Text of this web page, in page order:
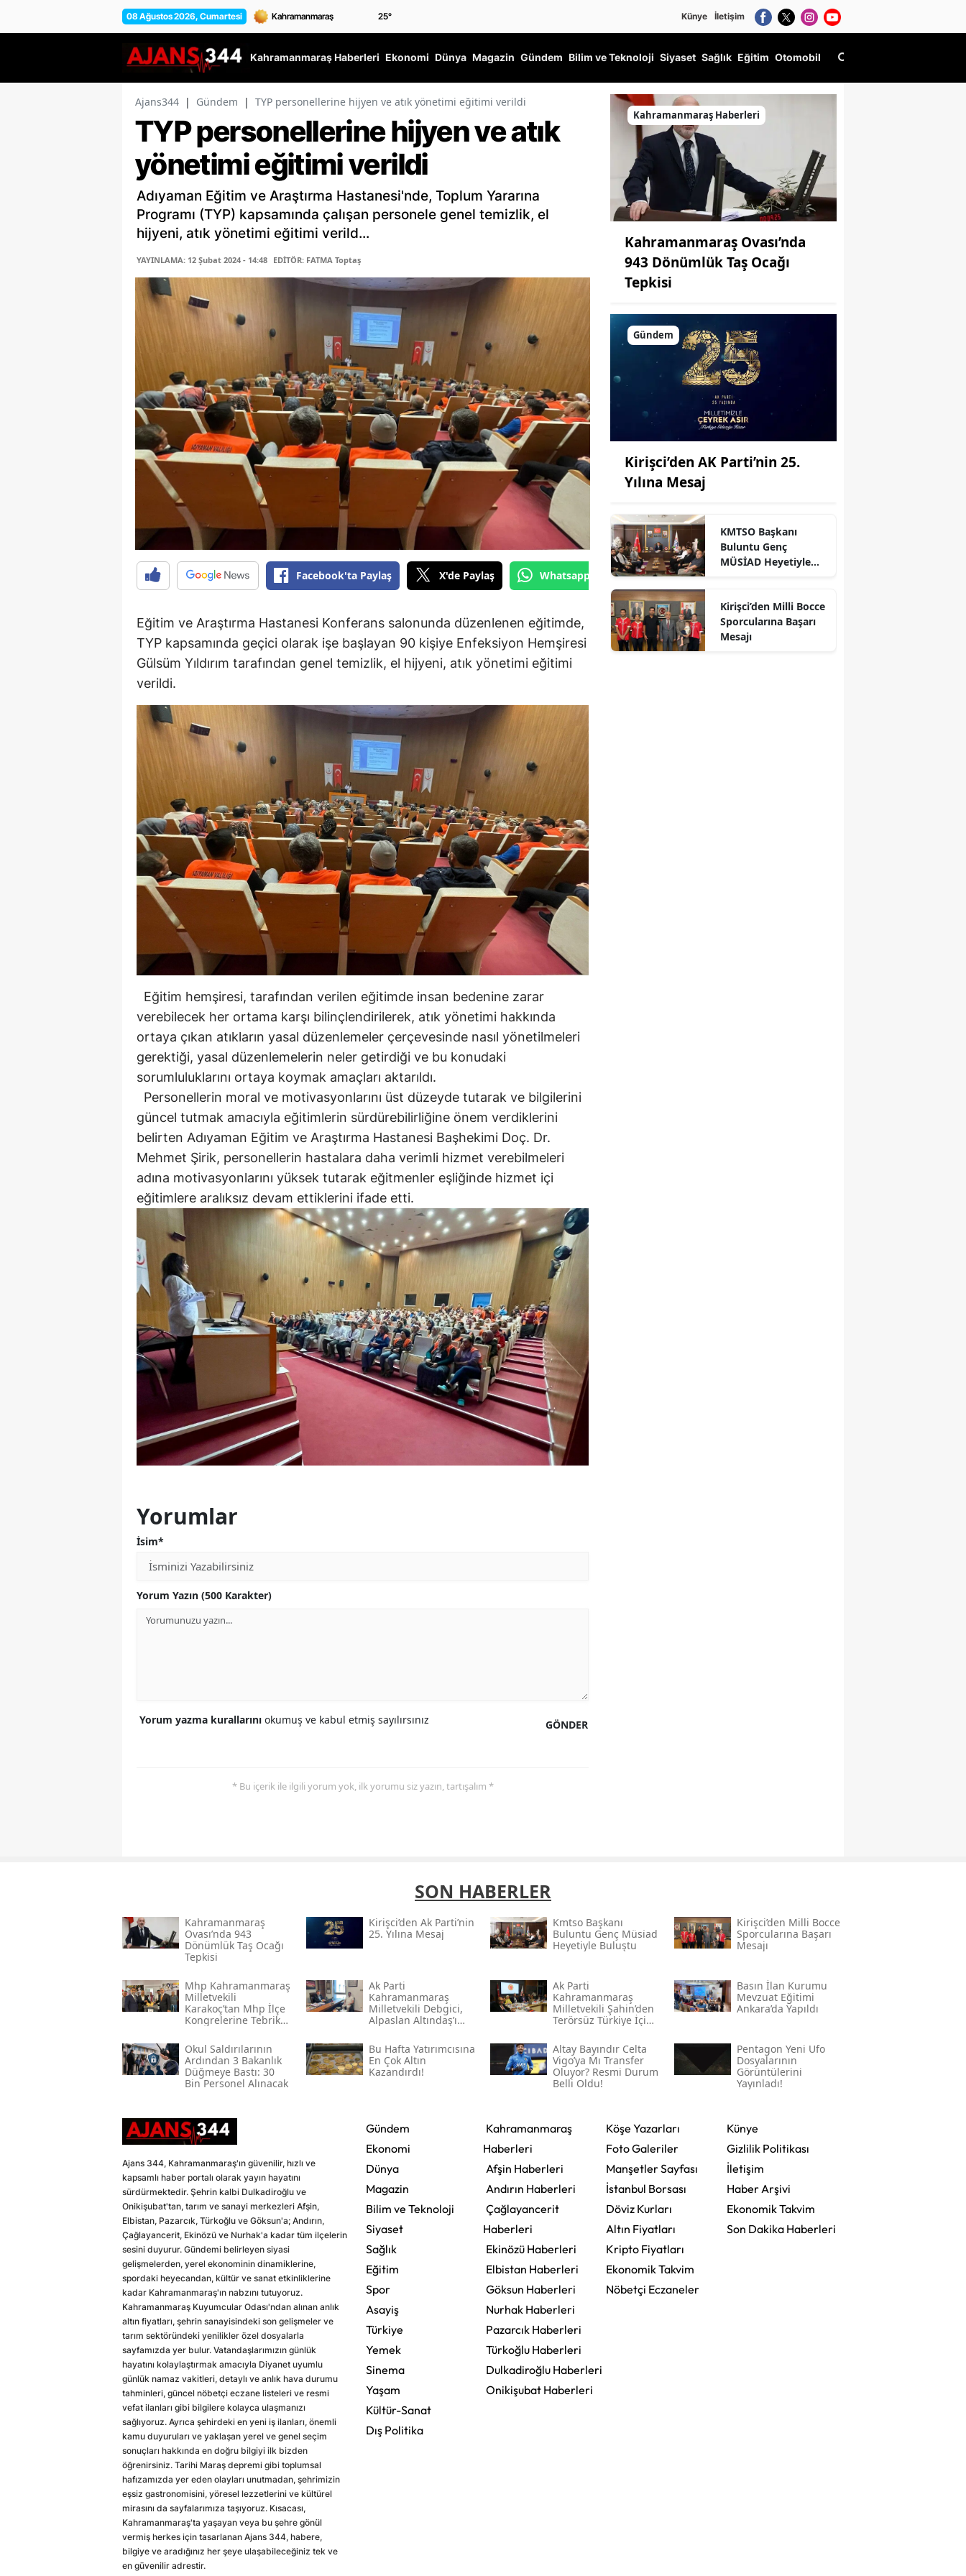
08 Ağustos 2026, Cumartesi 25° Künye İletişim
Kahramanmaraş Haberleri Ekonomi Dünya Magazin Gündem Bilim ve Teknoloji Siyaset Sağlık Eğitim Otomobil
Ajans344 | Gündem | TYP personellerine hijyen ve atık yönetimi eğitimi verildi
TYP personellerine hijyen ve atık
yönetimi eğitimi verildi
Adıyaman Eğitim ve Araştırma Hastanesi'nde, Toplum Yararına
Programı (TYP) kapsamında çalışan personele genel temizlik, el
hijyeni, atık yönetimi eğitimi verild...
YAYINLAMA: 12 Şubat 2024 - 14:48 EDİTÖR: FATMA Toptaş
Facebook'ta Paylaş X'de Paylaş Whatsapp'tan Gönder
Eğitim ve Araştırma Hastanesi Konferans salonunda düzenlenen eğitimde,
TYP kapsamında geçici olarak işe başlayan 90 kişiye Enfeksiyon Hemşiresi
Gülsüm Yıldırım tarafından genel temizlik, el hijyeni, atık yönetimi eğitimi
verildi.
Eğitim hemşiresi, tarafından verilen eğitimde insan bedenine zarar
verebilecek her ortama karşı bilinçlendirilerek, atık yönetimi hakkında
ortaya çıkan atıkların yasal düzenlemeler çerçevesinde nasıl yönetilmeleri
gerektiği, yasal düzenlemelerin neler getirdiği ve bu konudaki
sorumluluklarını ortaya koymak amaçları aktarıldı.
Personellerin moral ve motivasyonlarını üst düzeyde tutarak ve bilgilerini
güncel tutmak amacıyla eğitimlerin sürdürebilirliğine önem verdiklerini
belirten Adıyaman Eğitim ve Araştırma Hastanesi Başhekimi Doç. Dr.
Mehmet Şirik, personellerin hastalara daha verimli hizmet verebilmeleri
adına motivasyonlarını yüksek tutarak eğitmenler eşliğinde hizmet içi
eğitimlere aralıksız devam ettiklerini ifade etti.
Yorumlar
İsim*
Yorum Yazın (500 Karakter)
GÖNDER
Yorum yazma kurallarını okumuş ve kabul etmiş sayılırsınız
* Bu içerik ile ilgili yorum yok, ilk yorumu siz yazın, tartışalım *
Kahramanmaraş Haberleri
Kahramanmaraş Ovası’nda
943 Dönümlük Taş Ocağı
Tepkisi
Gündem
Kirişci’den AK Parti’nin 25.
Yılına Mesaj
KMTSO Başkanı
Buluntu Genç
MÜSİAD Heyetiyle
Kirişci’den Milli Bocce
Sporcularına Başarı
Mesajı
SON HABERLER
Kahramanmaraş
Ovası’nda 943
Dönümlük Taş Ocağı
Tepkisi
Kirişci’den Ak Parti’nin
25. Yılına Mesaj
Kmtso Başkanı
Buluntu Genç Müsi̇ad
Heyetiyle Buluştu
Kirişci’den Milli Bocce
Sporcularına Başarı
Mesajı
Mhp Kahramanmaraş
Milletvekili
Karakoç’tan Mhp İlçe
Kongrelerine Tebrik
Ak Parti
Kahramanmaraş
Milletvekili Debgici,
Alpaslan Altındaş’ı
Ak Parti
Kahramanmaraş
Milletvekili Şahin’den
Terörsüz Türkiye İçin
Basın İlan Kurumu
Mevzuat Eğitimi
Ankara’da Yapıldı
Okul Saldırılarının
Ardından 3 Bakanlık
Düğmeye Bastı: 30
Bin Personel Alınacak
Bu Hafta Yatırımcısına
En Çok Altın
Kazandırdı!
Altay Bayındır Celta
Vigo’ya Mı Transfer
Oluyor? Resmi Durum
Belli Oldu!
Pentagon Yeni Ufo
Dosyalarının
Görüntülerini
Yayınladı!
Ajans 344, Kahramanmaraş'ın güvenilir, hızlı ve
kapsamlı haber portalı olarak yayın hayatını
sürdürmektedir. Şehrin kalbi Dulkadiroğlu ve
Onikişubat'tan, tarım ve sanayi merkezleri Afşin,
Elbistan, Pazarcık, Türkoğlu ve Göksun'a; Andırın,
Çağlayancerit, Ekinözü ve Nurhak'a kadar tüm ilçelerin
sesini duyurur. Gündemi belirleyen siyasi
gelişmelerden, yerel ekonominin dinamiklerine,
spordaki heyecandan, kültür ve sanat etkinliklerine
kadar Kahramanmaraş'ın nabzını tutuyoruz.
Kahramanmaraş Kuyumcular Odası'ndan alınan anlık
altın fiyatları, şehrin sanayisindeki son gelişmeler ve
tarım sektöründeki yenilikler özel dosyalarla
sayfamızda yer bulur. Vatandaşlarımızın günlük
hayatını kolaylaştırmak amacıyla Diyanet uyumlu
günlük namaz vakitleri, detaylı ve anlık hava durumu
tahminleri, güncel nöbetçi eczane listeleri ve resmi
vefat ilanları gibi bilgilere kolayca ulaşmanızı
sağlıyoruz. Ayrıca şehirdeki en yeni iş ilanları, önemli
kamu duyuruları ve yaklaşan yerel ve genel seçim
sonuçları hakkında en doğru bilgiyi ilk bizden
öğrenirsiniz. Tarihi Maraş depremi gibi toplumsal
hafızamızda yer eden olayları unutmadan, şehrimizin
eşsiz gastronomisini, yöresel lezzetlerini ve kültürel
mirasını da sayfalarımıza taşıyoruz. Kısacası,
Kahramanmaraş'ta yaşayan veya bu şehre gönül
vermiş herkes için tasarlanan Ajans 344, habere,
bilgiye ve aradığınız her şeye ulaşabileceğiniz tek ve
en güvenilir adrestir.
Gündem
Ekonomi
Dünya
Magazin
Bilim ve Teknoloji
Siyaset
Sağlık
Eğitim
Spor
Asayiş
Türkiye
Yemek
Sinema
Yaşam
Kültür-Sanat
Dış Politika
Kahramanmaraş
Haberleri
Afşin Haberleri
Andırın Haberleri
Çağlayancerit
Haberleri
Ekinözü Haberleri
Elbistan Haberleri
Göksun Haberleri
Nurhak Haberleri
Pazarcık Haberleri
Türkoğlu Haberleri
Dulkadiroğlu Haberleri
Onikişubat Haberleri
Köşe Yazarları
Foto Galeriler
Manşetler Sayfası
İstanbul Borsası
Döviz Kurları
Altın Fiyatları
Kripto Fiyatları
Ekonomik Takvim
Nöbetçi Eczaneler
Künye
Gizlilik Politikası
İletişim
Haber Arşivi
Ekonomik Takvim
Son Dakika Haberleri